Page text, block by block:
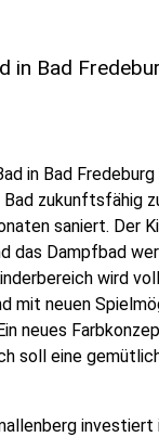
in Bad
in Bad
Bad zukunftsfähig
saniert. Der
das Dampfbad
wird
mit neuen
neues
soll eine
investiert